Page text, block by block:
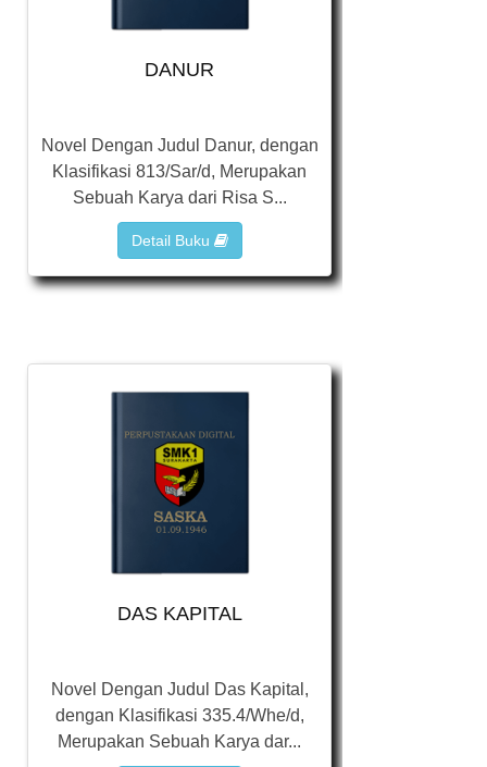
DANUR
Novel Dengan Judul Danur, dengan
Klasifikasi 813/Sar/d, Merupakan
Sebuah Karya dari Risa S...
Detail Buku
DAS KAPITAL
Novel Dengan Judul Das Kapital,
dengan Klasifikasi 335.4/Whe/d,
Merupakan Sebuah Karya dar...